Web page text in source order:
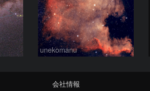
unekomanu
会社情報